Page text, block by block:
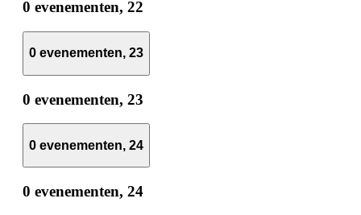
0 evenementen, 22
0 evenementen, 23
0 evenementen, 23
0 evenementen, 24
0 evenementen, 24